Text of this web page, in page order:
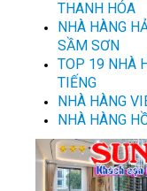
THANH HÓA
NHÀ HÀNG
SẦM SƠN
TOP 19 NHÀ
TIẾNG
NHÀ HÀNG
NHÀ HÀNG